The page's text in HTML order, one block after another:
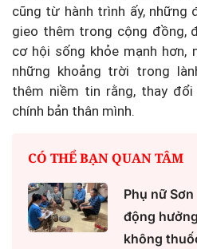
cũng từ hành trình ấy,
gieo thêm trong cộng đồng,
cơ hội sống khỏe mạnh hơn,
những khoảng trời trong
thêm niềm tin rằng, thay
chính bản thân mình.
CÓ THỂ BẠN QUAN TÂM
Phụ nữ
động
không